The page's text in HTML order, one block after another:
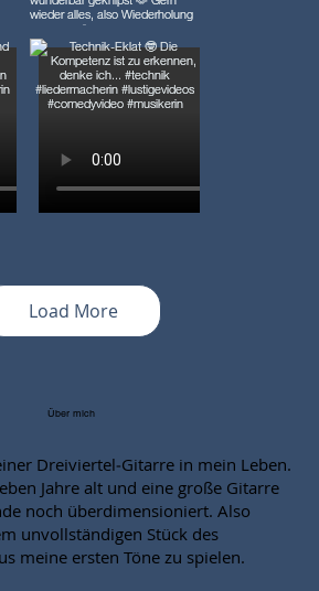
Load More
Über mich
Dreiviertel‑Gitarre in mein Leben.
Jahre alt und eine große Gitarre
noch überdimensioniert. Also
unvollständigen Stück des
meine ersten Töne zu spielen.